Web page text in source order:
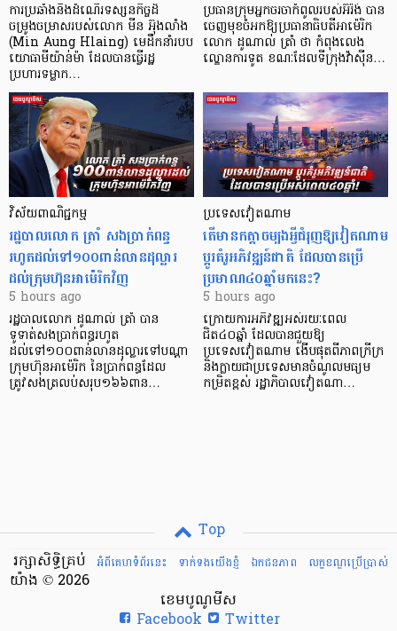
ការប្រឆាំងនឹងដំណើរទស្សនកិច្ចដ៏
ចម្រូងចម្រាសរបស់លោក មីន អ៊ុងលាំង
(Min Aung Hlaing) មេដឹកនាំរបប
យោធាមីយ៉ាន់ម៉ា ដែលបានធ្វើរដ្ឋ
ប្រហារទម្លាក…
ប្រធានក្រុមអ្នកចរចាកំពូលរបស់អ៊ីរ៉ង់ បាន
ចេញមុខចំអកឱ្យប្រធានាធិបតីអាម៉េរិក
លោក ដូណាល់ ត្រាំ ថា កំពុងលេង
ល្ខោនការទូត ខណៈដែលទីក្រុងវ៉ាស៊ីន…
វិស័យ​ពាណិជ្ជកម្ម
រដ្ឋបាលលោក ត្រាំ សងប្រាក់ពន្ធ
រហូតដល់ទៅ១០០ពាន់លានដុល្លារ
ដល់ក្រុមហ៊ុនអាម៉េរិកវិញ
5 hours ago
រដ្ឋបាលលោក ដូណាល់ ត្រាំ បាន​
ទូទាត់សងប្រាក់ពន្ធរហូត
ដល់ទៅ១០០ពាន់លានដុល្លារទៅបណ្ដា
ក្រុមហ៊ុនអាម៉េរិក នៃប្រាក់ពន្ធដែល
ត្រូវសងត្រលប់សរុប១៦៦ពាន…
ប្រទេសវៀតណាម
តើមានកត្តាចម្បងអ្វីជំរុញឱ្យវៀតណាម
ប្តូរគំរូអភិវឌ្ឍន៍ជាតិ ដែលបានប្រើ
ប្រមាណ៤០ឆ្នាំមកនេះ?
5 hours ago
ក្រោយការអភិវឌ្ឍអស់រយៈពេល
ជិត៤០ឆ្នាំ ដែលបានជួយឱ្យ​
ប្រទេសវៀតណាម ងើប​ផុតពីភាពក្រីក្រ
និងក្លាយជាប្រទេសមានចំណូលមធ្យម
កម្រិតខ្ពស់ រដ្ឋាភិបាលវៀតណា…
Top
អំពីគេហទំព័រនេះ
ទាក់ទងយើងខ្ញំ ឯកជនភាព លក្ខខណ្ឌ​ប្រើ​ប្រាស់
រក្សាសិទ្ធិគ្រប់
យ៉ាង © 2026
ខេមបូណូមីស
Facebook
Twitter